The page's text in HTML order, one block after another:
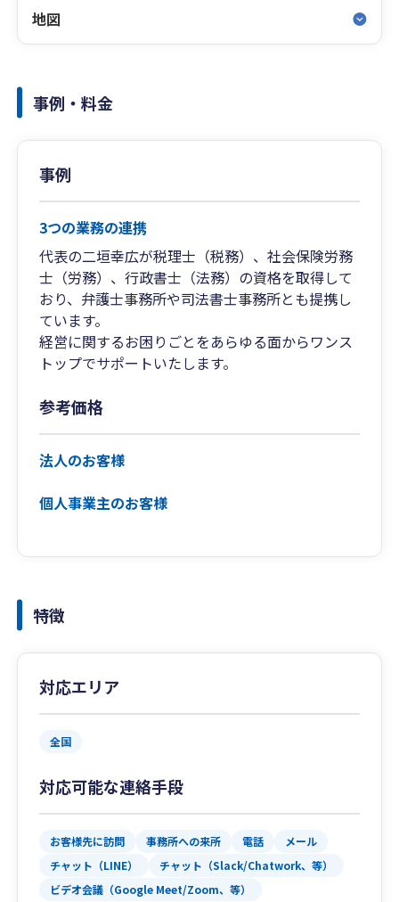
地図
事例・料金
事例
3つの業務の連携
代表の二垣幸広が税理士（税務）、社会保険労務
士（労務）、行政書士（法務）の資格を取得して
おり、弁護士事務所や司法書士事務所とも提携し
ています。
経営に関するお困りごとをあらゆる面からワンス
トップでサポートいたします。
参考価格
法人のお客様
個人事業主のお客様
特徴
対応エリア
全国
対応可能な連絡手段
お客様先に訪問 事務所への来所 電話
メール
チャット（LINE）
チャット（Slack/Chatwork、等）
ビデオ会議（Google Meet/Zoom、等）